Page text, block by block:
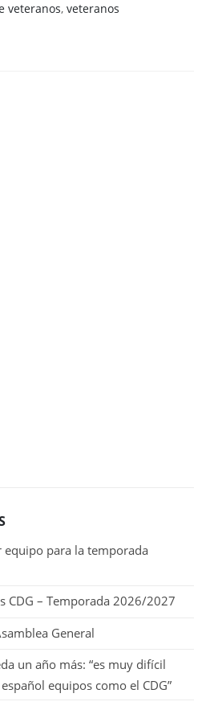
veteranos,veteranos
para la temporada
CDG – Temporada 2026/2027
General
un año más: “es muy difícil
equipos como el CDG”